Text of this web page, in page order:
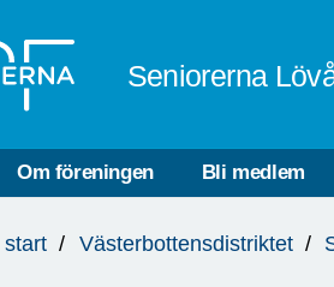
Seniorerna
Om föreningen Bli medlem
start Västerbottensdistriktet